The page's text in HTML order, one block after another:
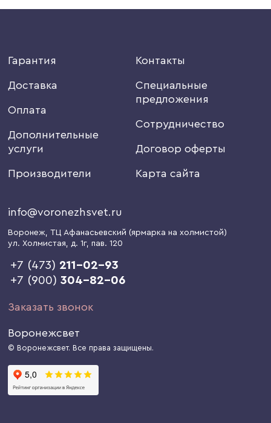
Гарантия
Доставка
Оплата
Дополнительные
услуги
Производители
Контакты
Специальные
предложения
Сотрудничество
Договор оферты
Карта сайта
info@voronezhsvet.ru
Воронеж, ТЦ Афанасьевский (ярмарка на холмистой)
ул. Холмистая, д. 1г, пав. 120
+7 (473) 211-02-93
+7 (900)304-82-06
Заказать звонок
Воронежсвет
© Воронежсвет. Все права защищены.